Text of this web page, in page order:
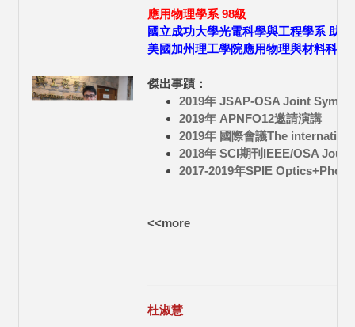
應用物理學系 98級
國立成功大學光電科學與工程學系 助理
美國加州理工學院應用物理與材料科學
傑出事蹟：
2019年 JSAP-OSA Joint
2019年 APNFO12邀請演講
2019年 國際會議The
2018年 SCI期刊IEEE/OSA
2017-2019年SPIE
<<more
杜淑慧